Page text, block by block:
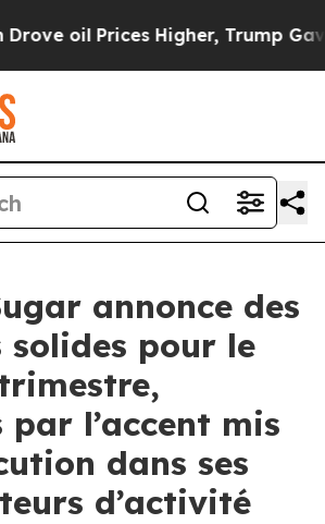
Trump Gave Politically
annonce des
solides pour le
par l’accent mis
dans ses
d’activité